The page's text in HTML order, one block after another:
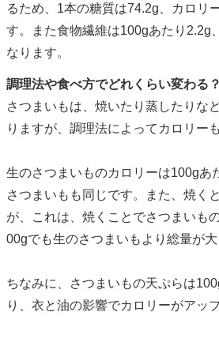
るため、1本の糖質は74.2g、カロリ
す。また食物繊維は100gあたり2.2g
なります。
調理法や食べ方でどれくらい変わる？
さつまいもは、焼いたり蒸したりな
りますが、調理法によってカロリー
生のさつまいものカロリーは100gあ
さつまいもも同じです。また、焼く
が、これは、焼くことでさつまいも
00gでも生のさつまいもより総量が大
ちなみに、さつまいもの天ぷらは
り、衣と油の影響でカロリーがアッ